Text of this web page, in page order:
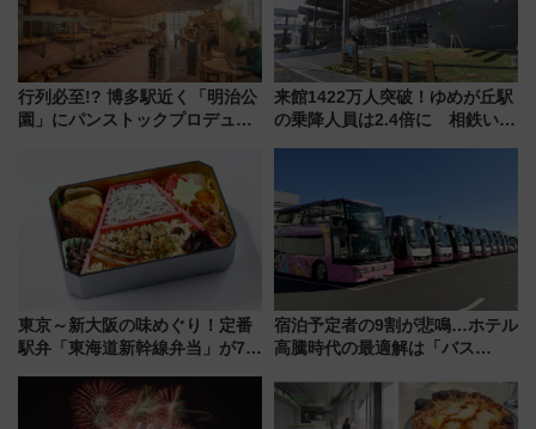
行列必至!? 博多駅近く「明治公
園」にパンストックプロデュー
オープン 秋からはビストロ営業
来館1422万人突破！ゆめが丘駅
の乗降人員は2.4倍に 相鉄いず
マンが登場
東京～新大阪の味めぐり！定番
駅弁「東海道新幹線弁当」が7月
宿泊予定者の9割が悲鳴…ホテル
高騰時代の最適解は「バス
した、推し活遠征や観光時のリ
アルな懐事情